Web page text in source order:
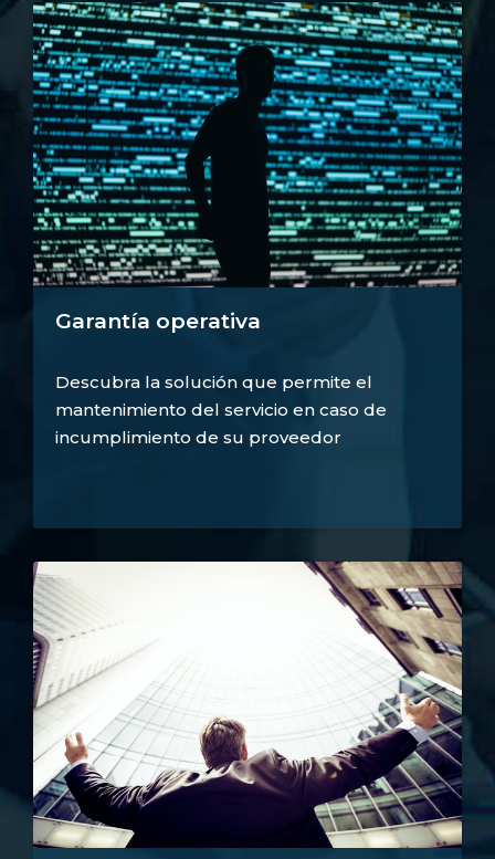
Garantía operativa
Descubra la solución que permite el
mantenimiento del servicio en caso de
incumplimiento de su proveedor